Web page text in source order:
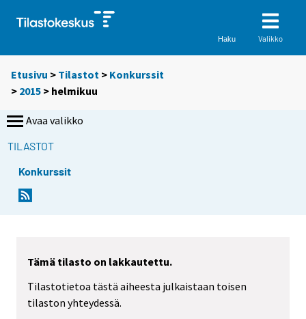
Haku Valikko
Etusivu > Tilastot > Konkurssit
> 2015 > helmikuu
Avaa valikko
TILASTOT
Konkurssit
Tämä tilasto on lakkautettu.
Tilastotietoa tästä aiheesta julkaistaan toisen
tilaston yhteydessä.